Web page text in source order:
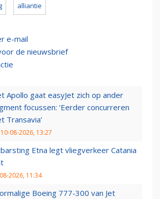
alliantie
e-mail
de nieuwsbrief
Apollo gaat easyJet zich op ander
focussen: ‘Eerder concurreren
Transavia’
10-08-2026, 13:27
Etna legt vliegverkeer Catania
2026, 11:34
Boeing 777-300 van Jet